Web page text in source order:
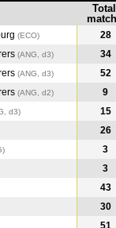
Total
(ECO)
28
(ANG, d3)
34
(ANG, d3)
52
(ANG, d2)
9
d3)
15
26
)
3
3
43
30
51